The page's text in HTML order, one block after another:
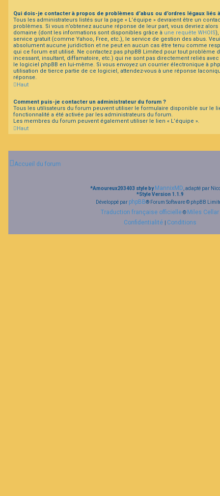
Qui dois-je contacter à propos de problèmes d’abus ou d’ordres légaux liés
Tous les administrateurs listés sur la page « L’équipe » devraient être un
problèmes. Si vous n’obtenez aucune réponse de leur part, vous devriez
domaine (dont les informations sont disponibles grâce à une requête WHOIS
service gratuit (comme Yahoo, Free, etc.), le service de gestion des abus.
absolument aucune juridiction et ne peut en aucun cas être tenu comme
qui ce forum est utilisé. Ne contactez pas phpBB Limited pour tout problème
incessant, insultant, diffamatoire, etc.) qui ne sont pas directement reliés
le logiciel phpBB en lui-même. Si vous envoyez un courrier électronique à
utilisation de tierce partie de ce logiciel, attendez-vous à une réponse
réponse.
Haut
Comment puis-je contacter un administrateur du forum ?
Tous les utilisateurs du forum peuvent utiliser le formulaire disponible sur le
fonctionnalité a été activée par les administrateurs du forum.
Les membres du forum peuvent également utiliser le lien « L’équipe ».
Haut
Accueil du forum
*Amoureux203403 style byMannixMD , adapté par
*Style Version 1.1.9
Développé par phpBB® Forum Software © phpBB
Traduction française officielle© Miles Cellar
Confidentialité
Conditions